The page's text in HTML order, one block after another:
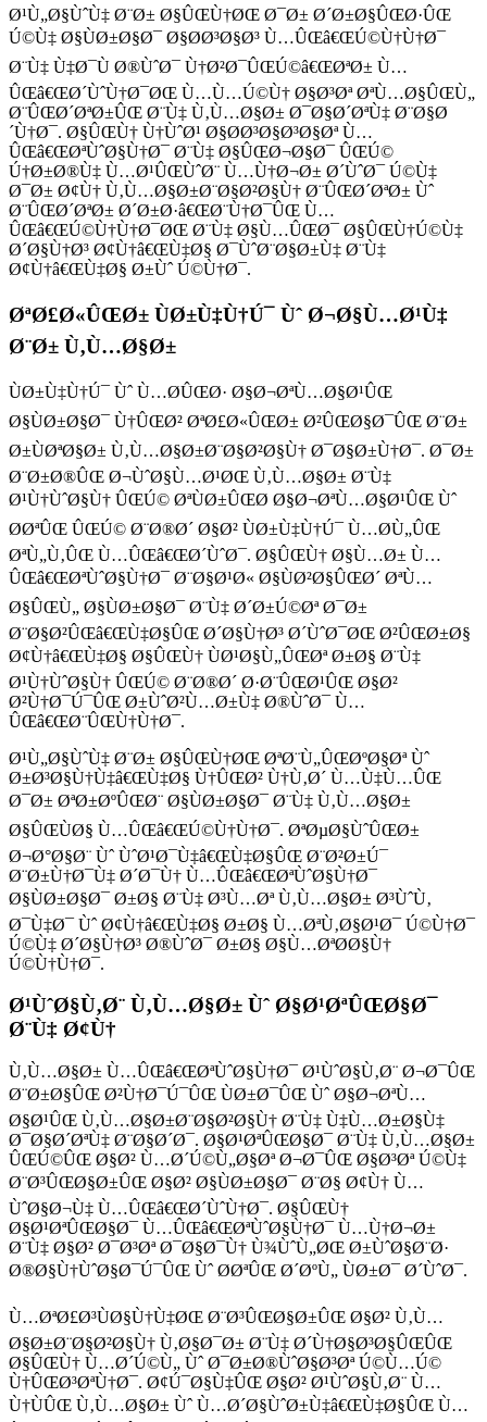
Ø¹Ù„Ø§ÙˆÙ‡ Ø¨Ø± Ø§ÛŒÙ†ØŒ Ø¯Ø± Ø´Ø±Ø§ÛŒØ·ÛŒ
Ú©Ù‡ Ø§ÙØ±Ø§Ø¯ Ø§Ø­Ø³Ø§Ø³ Ù…ÛŒâ€ŒÚ©Ù†Ù†Ø¯
Ø¨Ù‡ Ù‡Ø¯Ù Ø®ÙˆØ¯ Ù†Ø²Ø¯ÛŒÚ©â€ŒØªØ± Ù…
ÛŒâ€ŒØ´ÙˆÙ†Ø¯ØŒ Ù…Ù…Ú©Ù† Ø§Ø³Øª ØªÙ…Ø§ÛŒÙ„
Ø¨ÛŒØ´ØªØ±ÛŒ Ø¨Ù‡ Ù‚Ù…Ø§Ø± Ø¯Ø§Ø´ØªÙ‡ Ø¨Ø§Ø
´Ù†Ø¯. Ø§ÛŒÙ† Ù†ÙˆØ¹ Ø§Ø­Ø³Ø§Ø³Ø§Øª Ù…
ÛŒâ€ŒØªÙˆØ§Ù†Ø¯ Ø¨Ù‡ Ø§ÛŒØ¬Ø§Ø¯ ÛŒÚ©
Ú†Ø±Ø®Ù‡ Ù…Ø¹ÛŒÙˆØ¨ Ù…Ù†Ø¬Ø± Ø´ÙˆØ¯ Ú©Ù‡
Ø¯Ø± Ø¢Ù† Ù‚Ù…Ø§Ø±Ø¨Ø§Ø²Ø§Ù† Ø¨ÛŒØ´ØªØ± Ùˆ
Ø¨ÛŒØ´ØªØ± Ø´Ø±Ø·â€ŒØ¨Ù†Ø¯ÛŒ Ù…
ÛŒâ€ŒÚ©Ù†Ù†Ø¯ØŒ Ø¨Ù‡ Ø§Ù…ÛŒØ¯ Ø§ÛŒÙ†Ú©Ù‡
Ø´Ø§Ù†Ø³ Ø¢Ù†â€ŒÙ‡Ø§ Ø¯ÙˆØ¨Ø§Ø±Ù‡ Ø¨Ù‡
Ø¢Ù†â€ŒÙ‡Ø§ Ø±Ùˆ Ú©Ù†Ø¯.
ØªØ£Ø«ÛŒØ± ÙØ±Ù‡Ù†Ú¯ Ùˆ Ø¬Ø§Ù…Ø¹Ù‡
Ø¨Ø± Ù‚Ù…Ø§Ø±
ÙØ±Ù‡Ù†Ú¯ Ùˆ Ù…Ø­ÛŒØ· Ø§Ø¬ØªÙ…Ø§Ø¹ÛŒ
Ø§ÙØ±Ø§Ø¯ Ù†ÛŒØ² ØªØ£Ø«ÛŒØ± Ø²ÛŒØ§Ø¯ÛŒ Ø¨Ø±
Ø±ÙØªØ§Ø± Ù‚Ù…Ø§Ø±Ø¨Ø§Ø²Ø§Ù† Ø¯Ø§Ø±Ù†Ø¯. Ø¯Ø±
Ø¨Ø±Ø®ÛŒ Ø¬ÙˆØ§Ù…Ø¹ØŒ Ù‚Ù…Ø§Ø± Ø¨Ù‡
Ø¹Ù†ÙˆØ§Ù† ÛŒÚ© ØªÙØ±ÛŒØ­ Ø§Ø¬ØªÙ…Ø§Ø¹ÛŒ Ùˆ
Ø­ØªÛŒ ÛŒÚ© Ø¨Ø®Ø´ Ø§Ø² ÙØ±Ù‡Ù†Ú¯ Ù…Ø­Ù„ÛŒ
ØªÙ„Ù‚ÛŒ Ù…ÛŒâ€ŒØ´ÙˆØ¯. Ø§ÛŒÙ† Ø§Ù…Ø± Ù…
ÛŒâ€ŒØªÙˆØ§Ù†Ø¯ Ø¨Ø§Ø¹Ø« Ø§ÙØ²Ø§ÛŒØ´ ØªÙ…
Ø§ÛŒÙ„ Ø§ÙØ±Ø§Ø¯ Ø¨Ù‡ Ø´Ø±Ú©Øª Ø¯Ø±
Ø¨Ø§Ø²ÛŒâ€ŒÙ‡Ø§ÛŒ Ø´Ø§Ù†Ø³ Ø´ÙˆØ¯ØŒ Ø²ÛŒØ±Ø§
Ø¢Ù†â€ŒÙ‡Ø§ Ø§ÛŒÙ† ÙØ¹Ø§Ù„ÛŒØª Ø±Ø§ Ø¨Ù‡
Ø¹Ù†ÙˆØ§Ù† ÛŒÚ© Ø¨Ø®Ø´ Ø·Ø¨ÛŒØ¹ÛŒ Ø§Ø²
Ø²Ù†Ø¯Ú¯ÛŒ Ø±ÙˆØ²Ù…Ø±Ù‡ Ø®ÙˆØ¯ Ù…
ÛŒâ€ŒØ¨ÛŒÙ†Ù†Ø¯.
Ø¹Ù„Ø§ÙˆÙ‡ Ø¨Ø± Ø§ÛŒÙ†ØŒ ØªØ¨Ù„ÛŒØºØ§Øª Ùˆ
Ø±Ø³Ø§Ù†Ù‡â€ŒÙ‡Ø§ Ù†ÛŒØ² Ù†Ù‚Ø´ Ù…Ù‡Ù…ÛŒ
Ø¯Ø± ØªØ±ØºÛŒØ¨ Ø§ÙØ±Ø§Ø¯ Ø¨Ù‡ Ù‚Ù…Ø§Ø±
Ø§ÛŒÙØ§ Ù…ÛŒâ€ŒÚ©Ù†Ù†Ø¯. ØªØµØ§ÙˆÛŒØ±
Ø¬Ø°Ø§Ø¨ Ùˆ ÙˆØ¹Ø¯Ù‡â€ŒÙ‡Ø§ÛŒ Ø¨Ø²Ø±Ú¯
Ø¨Ø±Ù†Ø¯Ù‡ Ø´Ø¯Ù† Ù…ÛŒâ€ŒØªÙˆØ§Ù†Ø¯
Ø§ÙØ±Ø§Ø¯ Ø±Ø§ Ø¨Ù‡ Ø³Ù…Øª Ù‚Ù…Ø§Ø± Ø³ÙˆÙ‚
Ø¯Ù‡Ø¯ Ùˆ Ø¢Ù†â€ŒÙ‡Ø§ Ø±Ø§ Ù…ØªÙ‚Ø§Ø¹Ø¯ Ú©Ù†Ø¯
Ú©Ù‡ Ø´Ø§Ù†Ø³ Ø®ÙˆØ¯ Ø±Ø§ Ø§Ù…ØªØ­Ø§Ù†
Ú©Ù†Ù†Ø¯.
Ø¹ÙˆØ§Ù‚Ø¨ Ù‚Ù…Ø§Ø± Ùˆ Ø§Ø¹ØªÛŒØ§Ø¯
Ø¨Ù‡ Ø¢Ù†
Ù‚Ù…Ø§Ø± Ù…ÛŒâ€ŒØªÙˆØ§Ù†Ø¯ Ø¹ÙˆØ§Ù‚Ø¨ Ø¬Ø¯ÛŒ
Ø¨Ø±Ø§ÛŒ Ø²Ù†Ø¯Ú¯ÛŒ ÙØ±Ø¯ÛŒ Ùˆ Ø§Ø¬ØªÙ…
Ø§Ø¹ÛŒ Ù‚Ù…Ø§Ø±Ø¨Ø§Ø²Ø§Ù† Ø¨Ù‡ Ù‡Ù…Ø±Ø§Ù‡
Ø¯Ø§Ø´ØªÙ‡ Ø¨Ø§Ø´Ø¯. Ø§Ø¹ØªÛŒØ§Ø¯ Ø¨Ù‡ Ù‚Ù…Ø§Ø±
ÛŒÚ©ÛŒ Ø§Ø² Ù…Ø´Ú©Ù„Ø§Øª Ø¬Ø¯ÛŒ Ø§Ø³Øª Ú©Ù‡
Ø¨Ø³ÛŒØ§Ø±ÛŒ Ø§Ø² Ø§ÙØ±Ø§Ø¯ Ø¨Ø§ Ø¢Ù† Ù…
ÙˆØ§Ø¬Ù‡ Ù…ÛŒâ€ŒØ´ÙˆÙ†Ø¯. Ø§ÛŒÙ†
Ø§Ø¹ØªÛŒØ§Ø¯ Ù…ÛŒâ€ŒØªÙˆØ§Ù†Ø¯ Ù…Ù†Ø¬Ø±
Ø¨Ù‡ Ø§Ø² Ø¯Ø³Øª Ø¯Ø§Ø¯Ù† Ù¾ÙˆÙ„ØŒ Ø±ÙˆØ§Ø¨Ø·
Ø®Ø§Ù†ÙˆØ§Ø¯Ú¯ÛŒ Ùˆ Ø­ØªÛŒ Ø´ØºÙ„ ÙØ±Ø¯ Ø´ÙˆØ¯.
Ù…ØªØ£Ø³ÙØ§Ù†Ù‡ØŒ Ø¨Ø³ÛŒØ§Ø±ÛŒ Ø§Ø² Ù‚Ù…
Ø§Ø±Ø¨Ø§Ø²Ø§Ù† Ù‚Ø§Ø¯Ø± Ø¨Ù‡ Ø´Ù†Ø§Ø³Ø§ÛŒÛŒ
Ø§ÛŒÙ† Ù…Ø´Ú©Ù„ Ùˆ Ø¯Ø±Ø®ÙˆØ§Ø³Øª Ú©Ù…Ú©
Ù†ÛŒØ³ØªÙ†Ø¯. Ø¢Ú¯Ø§Ù‡ÛŒ Ø§Ø² Ø¹ÙˆØ§Ù‚Ø¨ Ù…
Ù†ÙÛŒ Ù‚Ù…Ø§Ø± Ùˆ Ù…Ø´Ø§ÙˆØ±Ù‡â€ŒÙ‡Ø§ÛŒ Ù…